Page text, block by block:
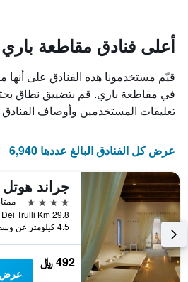
محور
الذي
يعرض
عدد
الأيام
الإقامة
يتضمن
المخطط
التالي
1
محور
Y
الذي
يعرض
متوسط
أعلى فنادق مقاطعة باري
قيّم مستخدمونا هذه الفنادق على أنها
في مقاطعة باري. قم بتضييق نطاق
تعليقات المستخدمين وأوصاف الفنادق
عرض كل الفنادق البالغ عددها 6,940
4 نجوم
ممتاز
4.5 كيلومتر عن وسط المدينة
492 ﷼
عرض